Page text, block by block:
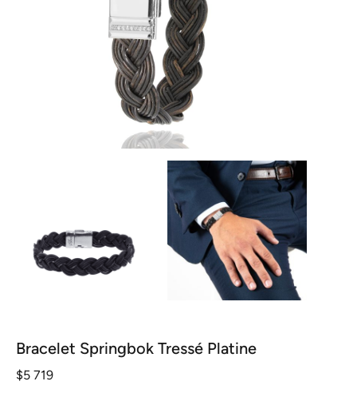
Bracelet Springbok Tressé Platine
$5 719